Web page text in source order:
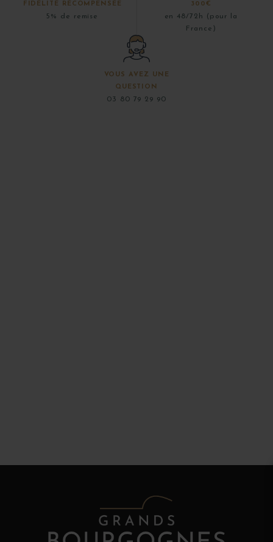
FIDÉLITÉ RÉCOMPENSÉE
5% de remise
300€
en 48/72h (pour la
France)
VOUS AVEZ UNE
QUESTION
03 80 79 29 90